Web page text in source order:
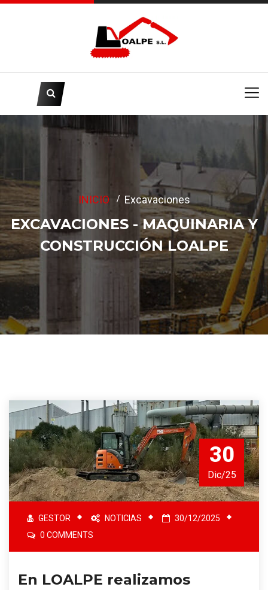
INICIO Excavaciones
EXCAVACIONES - MAQUINARIA Y
CONSTRUCCIÓN LOALPE
30
Dic/25
GESTOR NOTICIAS
30/12/2025
0 COMMENTS
En LOALPE realizamos